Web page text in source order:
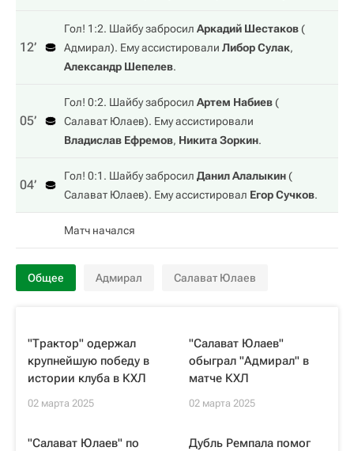
12‎’‎
Гол! 1:2. Шайбу забросил Аркадий Шестаков(
Адмирал). Ему ассистировали Либор Сулак,
Александр Шепелев.
05‎’‎
Гол! 0:2. Шайбу забросил Артем Набиев(
Салават Юлаев). Ему ассистировали
Владислав Ефремов, Никита Зоркин.
04‎’‎
Гол! 0:1. Шайбу забросил Данил Алалыкин(
Салават Юлаев). Ему ассистировал Егор Сучков.
Матч начался
Общее Адмирал Салават Юлаев
"Трактор" одержал
крупнейшую победу в
истории клуба в КХЛ
02 марта 2025
"Салават Юлаев"
обыграл "Адмирал" в
матче КХЛ
02 марта 2025
"Салават Юлаев" по
Дубль Ремпала помог